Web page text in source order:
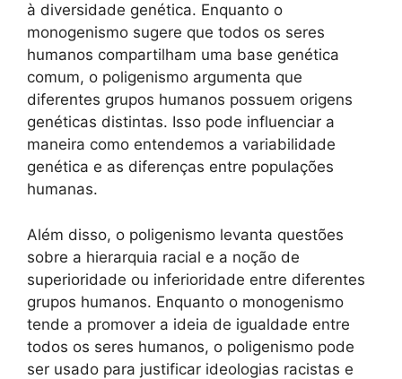
à diversidade genética. Enquanto o
monogenismo sugere que todos os seres
humanos compartilham uma base genética
comum, o poligenismo argumenta que
diferentes grupos humanos possuem origens
genéticas distintas. Isso pode influenciar a
maneira como entendemos a variabilidade
genética e as diferenças entre populações
humanas.
Além disso, o poligenismo levanta questões
sobre a hierarquia racial e a noção de
superioridade ou inferioridade entre diferentes
grupos humanos. Enquanto o monogenismo
tende a promover a ideia de igualdade entre
todos os seres humanos, o poligenismo pode
ser usado para justificar ideologias racistas e